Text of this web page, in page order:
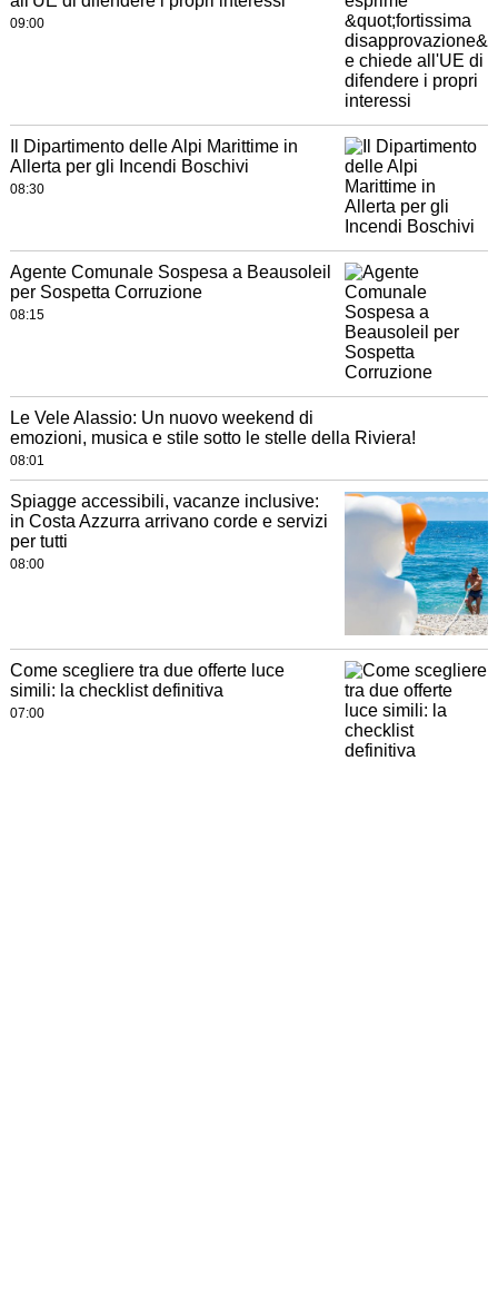
09:00
Il Dipartimento delle Alpi Marittime in
Allerta per gli Incendi Boschivi
08:30
Agente Comunale Sospesa a Beausoleil
per Sospetta Corruzione
08:15
Le Vele Alassio: Un nuovo weekend di
emozioni, musica e stile sotto le stelle della Riviera!
08:01
Spiagge accessibili, vacanze inclusive:
in Costa Azzurra arrivano corde e servizi
per tutti
08:00
Come scegliere tra due offerte luce
simili: la checklist definitiva
07:00